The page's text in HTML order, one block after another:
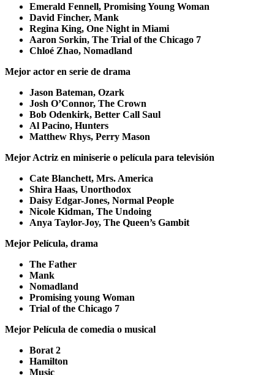
Emerald Fennell, Promising Young Woman
David Fincher, Mank
Regina King, One Night in Miami
Aaron Sorkin, The Trial of the Chicago 7
Chloé Zhao, Nomadland
Mejor actor en serie de drama
Jason Bateman, Ozark
Josh O’Connor, The Crown
Bob Odenkirk, Better Call Saul
Al Pacino, Hunters
Matthew Rhys, Perry Mason
Mejor Actriz en miniserie o película para televisión
Cate Blanchett, Mrs. America
Shira Haas, Unorthodox
Daisy Edgar-Jones, Normal People
Nicole Kidman, The Undoing
Anya Taylor-Joy, The Queen’s Gambit
Mejor Película, drama
The Father
Mank
Nomadland
Promising young Woman
Trial of the Chicago 7
Mejor Película de comedia o musical
Borat 2
Hamilton
Music